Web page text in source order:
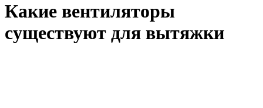
Какие вентиляторы
существуют для вытяжки